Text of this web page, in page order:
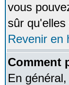
vous
sûr
Revenir en
Comment
En